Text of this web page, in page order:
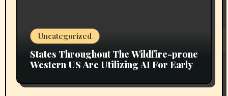
Uncategorized
States Throughout The Wildfire-prone
Western US Are Utilizing AI For Early